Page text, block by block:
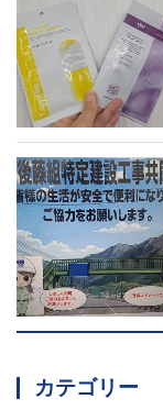
カテゴリー